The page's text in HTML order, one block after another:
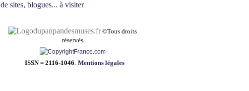
de sites, blogues... à visiter
pandesmuses.fr ©Tous droits
réservés
ISSN = 2116-1046. Mentions légales